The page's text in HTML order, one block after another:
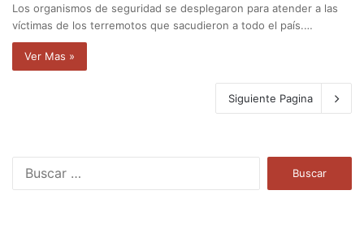
Los organismos de seguridad se desplegaron para atender a las
víctimas de los terremotos que sacudieron a todo el país.…
Ver Mas »
Siguiente Pagina